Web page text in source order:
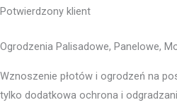
Potwierdzony klient
Ogrodzenia Palisadowe, Panelowe,
Wznoszenie płotów i ogrodzeń na
tylko dodatkowa ochrona i